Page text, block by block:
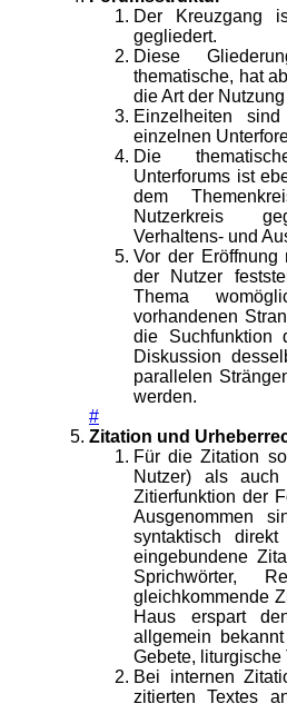
Der Kreuzgang
gegliedert.
Diese
thematische, hat
die Art der
Einzelheiten
einzelnen
Die
Unterforums ist
dem
Nutzerkreis
Verhaltens- und
Vor der Eröffnung
der Nutzer
Thema
vorhandenen
die Suchfunktion
Diskussion
parallelen
werden.
#
Zitation und
Für die Zitation
Nutzer) als
Zitierfunktion der
Ausgenommen
syntaktisch
eingebundene
Sprichwörter,
gleichkommende
Haus erspart
allgemein
Gebete, liturgische
Bei internen
zitierten Textes